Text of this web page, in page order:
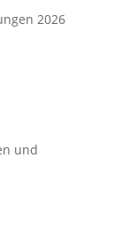
2026
und